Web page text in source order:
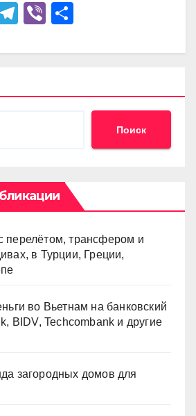
V
T
e
a
Vi
er р
в
ть
Поиск
перелётом, трансфером и
в Турции, Греции,
во Вьетнам на банковский
BIDV, Techcombank и другие
загородных домов для